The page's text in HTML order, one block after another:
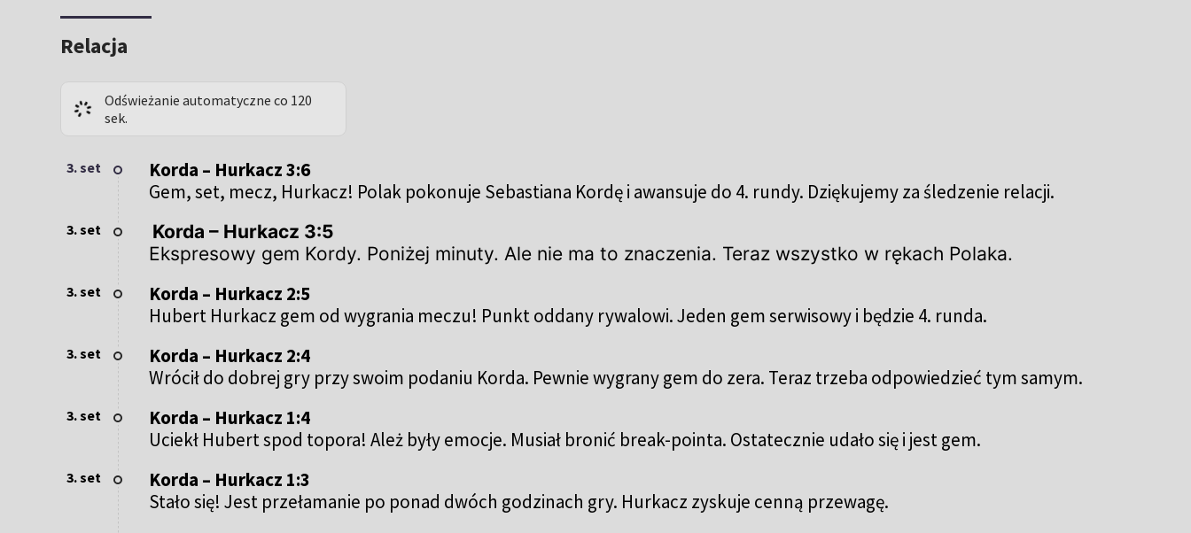
Relacja
Odświeżanie automatyczne co 120
sek.
3. set
Korda – Hurkacz 3:6
Gem, set, mecz, Hurkacz! Polak pokonuje Sebastiana Kordę i awansuje do 4. rundy. Dziękujemy za śledzenie relacji.
3. set
Korda – Hurkacz 3:5
Ekspresowy gem Kordy. Poniżej minuty. Ale nie ma to znaczenia. Teraz wszystko w rękach Polaka.
3. set
Korda – Hurkacz 2:5
Hubert Hurkacz gem od wygrania meczu! Punkt oddany rywalowi. Jeden gem serwisowy i będzie 4. runda.
3. set
Korda – Hurkacz 2:4
Wrócił do dobrej gry przy swoim podaniu Korda. Pewnie wygrany gem do zera. Teraz trzeba odpowiedzieć tym samym.
3. set
Korda – Hurkacz 1:4
Uciekł Hubert spod topora! Ależ były emocje. Musiał bronić break-pointa. Ostatecznie udało się i jest gem.
3. set
Korda – Hurkacz 1:3
Stało się! Jest przełamanie po ponad dwóch godzinach gry. Hurkacz zyskuje cenną przewagę.